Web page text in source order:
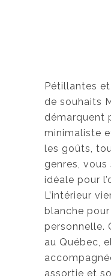
Pétillantes
de souhaits
démarquent
minimaliste
les goûts,
genres,
idéale pour
L’intérieur
blanche
personnelle.
au Québec,
assortie et